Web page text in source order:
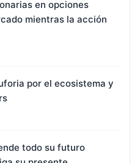
en opciones
mientras la acción
por el ecosistema y
todo su futuro